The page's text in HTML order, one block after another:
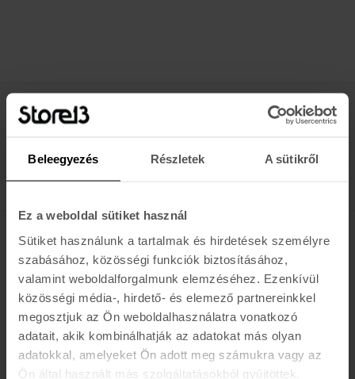
Beleegyezés Részletek A sütikről
Ez a weboldal sütiket használ
Sütiket használunk a tartalmak és hirdetések személyre
szabásához, közösségi funkciók biztosításához,
valamint weboldalforgalmunk elemzéséhez. Ezenkívül
közösségi média-, hirdető- és elemező partnereinkkel
megosztjuk az Ön weboldalhasználatra vonatkozó
adatait, akik kombinálhatják az adatokat más olyan
adatokkal, amelyeket Ön adott meg számukra vagy az
Ön által használt más szolgáltatásokból gyűjtöttek.
Értesülj az újdonságokról, akciókról
E-MAIL
K A R O L I N A 17 / B
Hétfő - Péntek: 11:00 - 19:00
Szombat: 10:00 - 19:00
Vasárnap: ZÁRVA
K I R Á L Y 52 (ÚJ)
Hétfő - Péntek: 11:00 - 19:00